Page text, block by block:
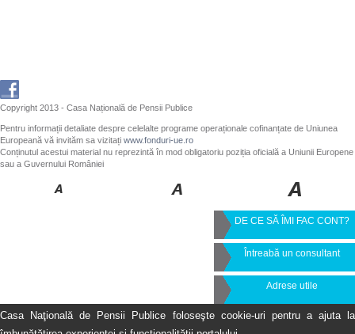
Copyright 2013 - Casa Națională de Pensii Publice
Pentru informații detaliate despre celelalte programe operaționale cofinanțate de Uniunea
Europeană vă invităm sa vizitați www.fonduri-ue.ro
Conținutul acestui material nu reprezintă în mod obligatoriu poziția oficială a Uniunii Europene
sau a Guvernului României
DE CE SĂ ÎMI FAC CONT?
Întreabă un consultant
Adrese utile
Casa Naţională de Pensii Publice foloseşte cookie-uri pentru a ajuta la